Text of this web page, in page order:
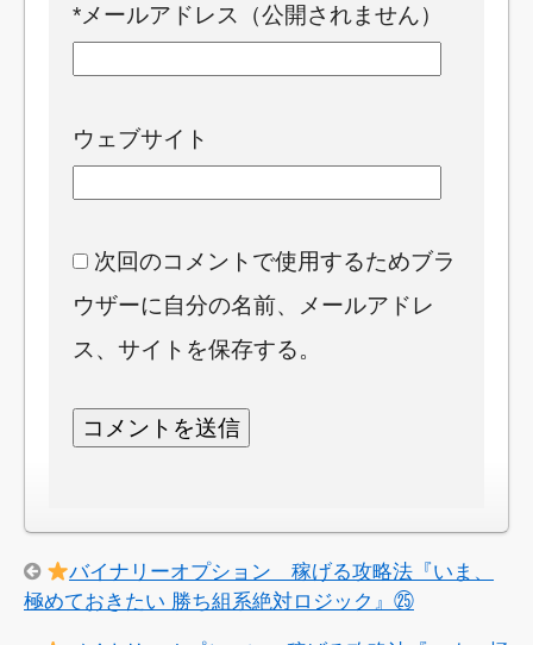
*メールアドレス（公開されません）
ウェブサイト
次回のコメントで使用するためブラ
ウザーに自分の名前、メールアドレ
ス、サイトを保存する。
バイナリーオプション 稼げる攻略法『いま、
極めておきたい 勝ち組系絶対ロジック』㉕